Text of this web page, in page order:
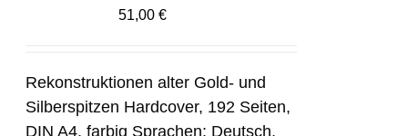
51,00€
Rekonstruktionen alter Gold- und
Silberspitzen Hardcover, 192 Seiten,
DIN A4, farbig Sprachen: Deutsch,